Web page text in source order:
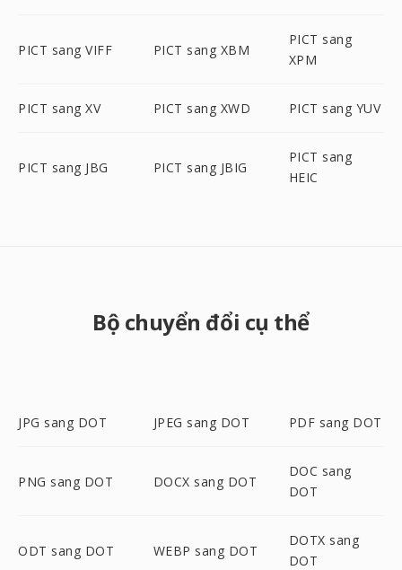
PICT sang VIFF PICT sang XBM
PICT sang
XPM
PICT sang XV PICT sang XWD PICT sang YUV
PICT sang JBG PICT sang JBIG
PICT sang
HEIC
Bộ chuyển đổi cụ thể
JPG sang DOT JPEG sang DOT PDF sang DOT
PNG sang DOT DOCX sang DOT
DOC sang
DOT
ODT sang DOT WEBP sang DOT
DOTX sang
DOT